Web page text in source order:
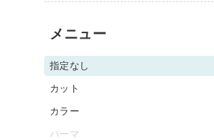
メニュー
指定なし
カット
カラー
パーマ